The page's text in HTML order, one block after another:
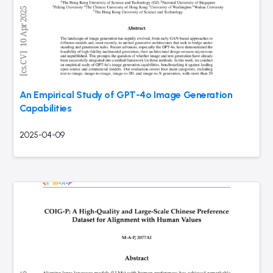
An Empirical Study of GPT-4o Image Generation
Capabilities
2025-04-09